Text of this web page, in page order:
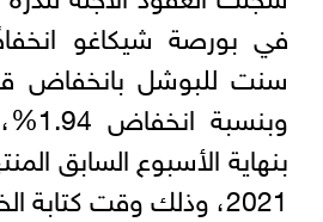
2021، وذلك وقت كتابة الخبر.